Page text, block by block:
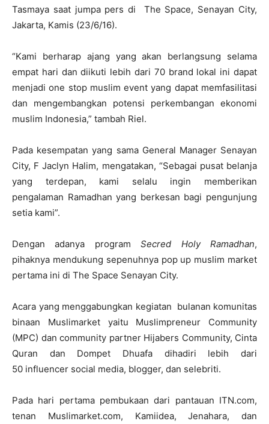
Tasmaya saat jumpa pers di The Space, Senayan City,
Jakarta, Kamis (23/6/16).
“Kami berharap ajang yang akan berlangsung selama
empat hari dan diikuti lebih dari 70 brand lokal ini dapat
menjadi one stop muslim event yang dapat memfasilitasi
dan mengembangkan potensi perkembangan ekonomi
muslim Indonesia,” tambah Riel.
Pada kesempatan yang sama General Manager Senayan
City, F Jaclyn Halim, mengatakan, “Sebagai pusat belanja
yang terdepan, kami selalu ingin memberikan
pengalaman Ramadhan yang berkesan bagi pengunjung
setia kami”.
Dengan adanya programSecred Holy Ramadhan,
pihaknya mendukung sepenuhnya pop up muslim market
pertama ini di The Space Senayan City.
Acara yang menggabungkan kegiatan bulanan komunitas
binaan Muslimarket yaitu Muslimpreneur Community
(MPC) dan community partner Hijabers Community, Cinta
Quran dan Dompet Dhuafa dihadiri lebih dari
50 influencer social media, blogger, dan selebriti.
Pada hari pertama pembukaan dari pantauan ITN.com,
tenan Muslimarket.com, Kamiidea, Jenahara, dan